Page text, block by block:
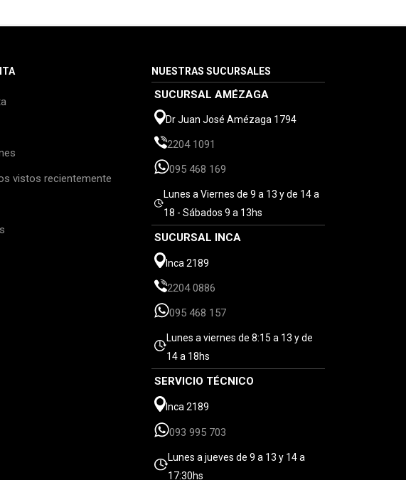
vistos recientemente
NUESTRAS SUCURSALES
SUCURSAL AMÉZAGA
Dr Juan José Amézaga 1794
2204 1091
095 468 169
Lunes a Viernes de 9 a 13 y de 14 a
18 - Sábados 9 a 13hs
SUCURSAL INCA
Inca 2189
2204 0886
095 468 157
Lunes a viernes de 8:15 a 13 y de
14 a 18hs
SERVICIO TÉCNICO
Inca 2189
093 995 703
Lunes a jueves de 9 a 13 y 14 a
17:30hs